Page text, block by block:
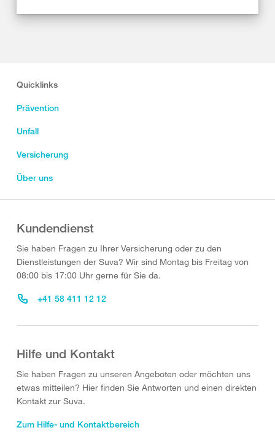
Quicklinks
Prävention
Unfall
Versicherung
Über uns
Kundendienst
Sie haben Fragen zu Ihrer Versicherung oder zu den
Dienstleistungen der Suva? Wir sind Montag bis Freitag von
08:00 bis 17:00 Uhr gerne für Sie da.
+41 58 411 12 12
Hilfe und Kontakt
Sie haben Fragen zu unseren Angeboten oder möchten uns
etwas mitteilen? Hier finden Sie Antworten und einen direkten
Kontakt zur Suva.
Zum Hilfe- und Kontaktbereich